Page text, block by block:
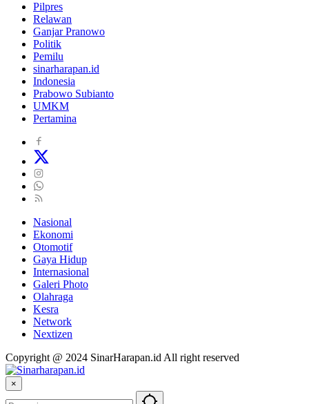
Pilpres
Relawan
Ganjar Pranowo
Politik
Pemilu
sinarharapan.id
Indonesia
Prabowo Subianto
UMKM
Pertamina
Nasional
Ekonomi
Otomotif
Gaya Hidup
Internasional
Galeri Photo
Olahraga
Kesra
Network
Nextizen
Copyright @ 2024 SinarHarapan.id All right reserved
×